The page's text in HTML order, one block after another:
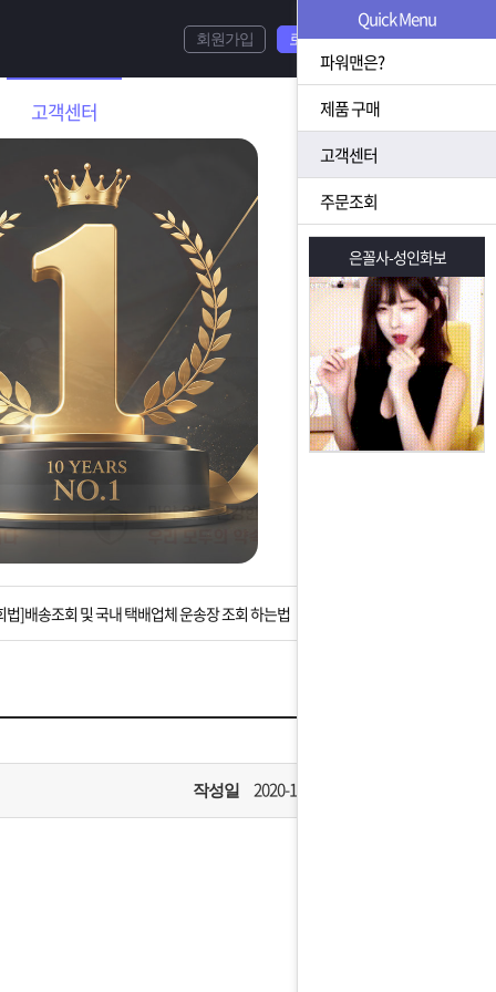
고객센터
회원가입 로그인
상황을 대비해 꼭 입금후 고객센터 연락바랍니다.
연휴 배송 및 휴무 안내
]배송조회 및 국내 택배업체 운송장 조회 하는법
안내] 집 밖에 주소로 택배 받기
작성일 2020-10-14
Quick Menu
파워맨은?
제품 구매
고객센터
주문조회
은꼴사-성인화보 은꼴사-성인화보